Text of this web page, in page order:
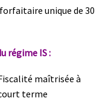
unique de 30
régime IS :
maîtrisée à
terme